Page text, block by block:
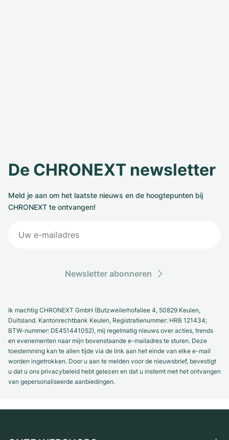
De CHRONEXT newsletter
Meld je aan om het laatste nieuws en de hoogtepunten bij
CHRONEXT te ontvangen!
Newsletter abonneren
Ik machtig CHRONEXT GmbH (Butzweilerhofallee 4, 50829 Keulen,
Duitsland. Kantonrechtbank Keulen, Registratienummer: HRB 121434;
BTW-nummer: DE451441052), mij regelmatig nieuws over acties, trends
en evenementen naar mijn bovenstaande e-mailadres te sturen. Deze
toestemming kan te allen tijde via de link aan het einde van elke e-mail
worden ingetrokken. Door u aan te melden voor de nieuwsbrief, bevestigt
u dat u ons privacybeleid hebt gelezen en dat u instemt met het ontvangen
van gepersonaliseerde aanbiedingen.